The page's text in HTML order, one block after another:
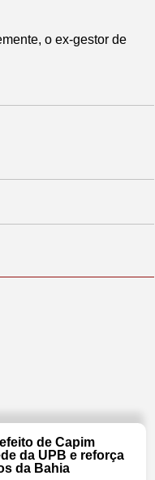
o ex-gestor de
de Capim
da UPB e reforça
da Bahia